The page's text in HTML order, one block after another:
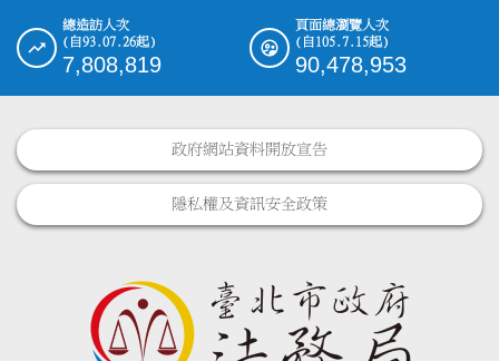
總造訪人次
(自93.07.26起)
7,808,819
頁面總瀏覽人次
(自105.7.15起)
90,478,953
政府網站資料開放宣告
隱私權及資訊安全政策